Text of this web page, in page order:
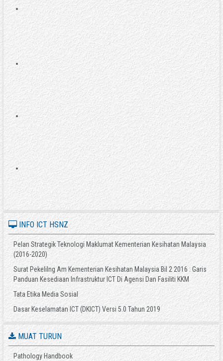
INFO ICT HSNZ
Pelan Strategik Teknologi Maklumat Kementerian Kesihatan Malaysia
(2016-2020)
Surat Pekelilng Am Kementerian Kesihatan Malaysia Bil 2 2016 : Garis
Panduan Kesediaan Infrastruktur ICT Di Agensi Dan Fasiliti KKM
Tata Etika Media Sosial
Dasar Keselamatan ICT (DKICT) Versi 5.0 Tahun 2019
MUAT TURUN
Pathology Handbook